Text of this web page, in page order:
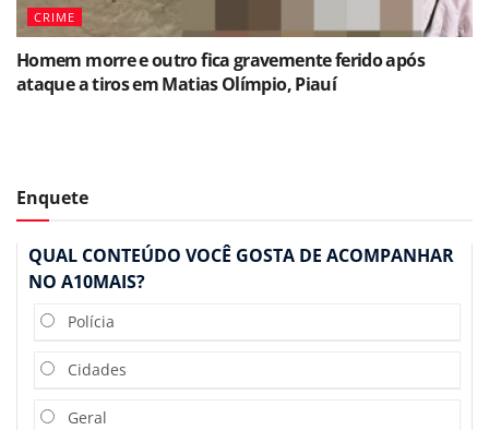
CRIME
Homem morre e outro fica gravemente ferido após
ataque a tiros em Matias Olímpio, Piauí
Enquete
QUAL CONTEÚDO VOCÊ GOSTA DE ACOMPANHAR
NO A10MAIS?
Polícia
Cidades
Geral